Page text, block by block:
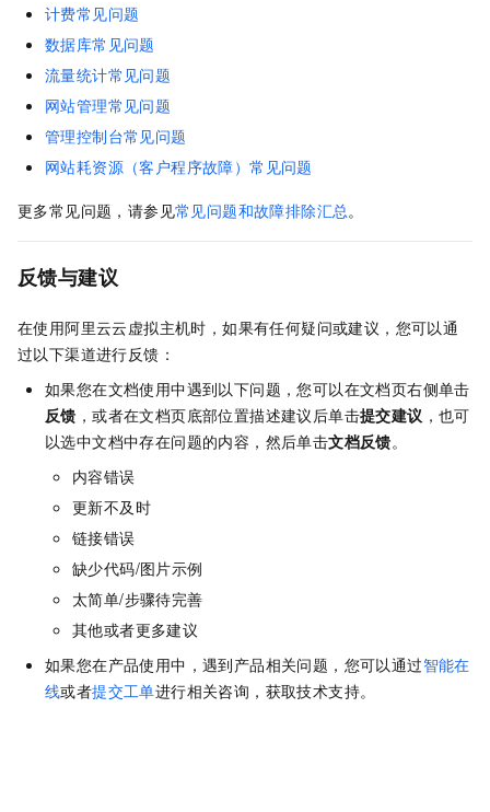
计费常见问题
数据库常见问题
流量统计常见问题
网站管理常见问题
管理控制台常见问题
网站耗资源（客户程序故障）常见问题
更多常见问题，请参见常见问题和故障排除汇总。
反馈与建议
在使用阿里云云虚拟主机时，如果有任何疑问或建议，您可以通
过以下渠道进行反馈：
如果您在文档使用中遇到以下问题，您可以在文档页右侧单击
反馈 ，或者在文档页底部位置描述建议后单击提交建议 ，也可
以选中文档中存在问题的内容，然后单击文档反馈。
内容错误
更新不及时
链接错误
缺少代码/图片示例
太简单/步骤待完善
其他或者更多建议
如果您在产品使用中，遇到产品相关问题，您可以通过智能在
线或者提交工单进行相关咨询，获取技术支持。